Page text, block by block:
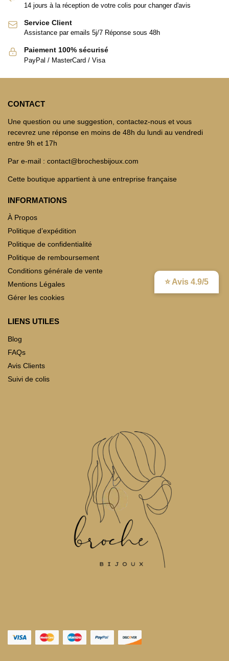
⭐ Avis 4.9/5
14 jours à la réception de votre colis pour changer d'avis
Service Client
Assistance par emails 5j/7 Réponse sous 48h
Paiement 100% sécurisé
PayPal / MasterCard / Visa
CONTACT
Une question ou une suggestion, contactez-nous et vous
recevrez une réponse en moins de 48h du lundi au vendredi
entre 9h et 17h
Par e-mail : contact@brochesbijoux.com
Cette boutique appartient à une entreprise française
INFORMATIONS
À Propos
Politique d’expédition
Politique de confidentialité
Politique de remboursement
Conditions générale de vente
Mentions Légales
Gérer les cookies
LIENS UTILES
Blog
FAQs
Avis Clients
Suivi de colis